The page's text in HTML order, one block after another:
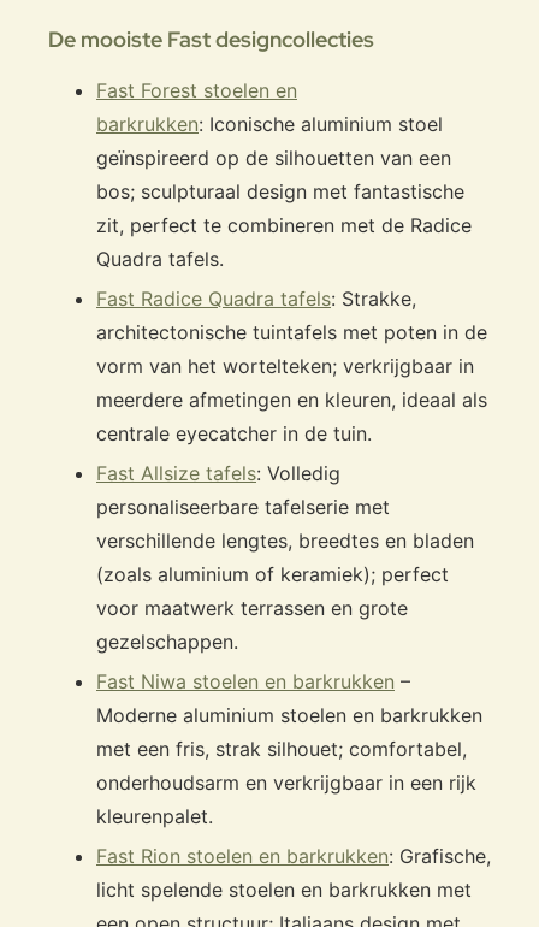
De mooiste Fast designcollecties
Fast Forest stoelen en
barkrukken: Iconische aluminium stoel
geïnspireerd op de silhouetten van een
bos; sculpturaal design met fantastische
zit, perfect te combineren met de Radice
Quadra tafels.
Fast Radice Quadra tafels: Strakke,
architectonische tuintafels met poten in de
vorm van het wortelteken; verkrijgbaar in
meerdere afmetingen en kleuren, ideaal als
centrale eyecatcher in de tuin.
Fast Allsize tafels: Volledig
personaliseerbare tafelserie met
verschillende lengtes, breedtes en bladen
(zoals aluminium of keramiek); perfect
voor maatwerk terrassen en grote
gezelschappen.
Fast Niwa stoelen en barkrukken –
Moderne aluminium stoelen en barkrukken
met een fris, strak silhouet; comfortabel,
onderhoudsarm en verkrijgbaar in een rijk
kleurenpalet.
Fast Rion stoelen en barkrukken: Grafische,
licht spelende stoelen en barkrukken met